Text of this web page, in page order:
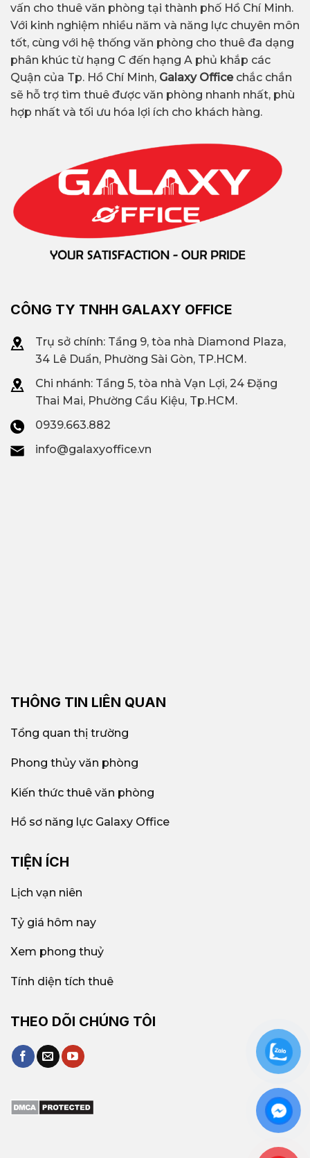
vấn cho thuê văn phòng tại thành phố Hồ Chí Minh.
Với kinh nghiệm nhiều năm và năng lực chuyên môn
tốt, cùng với hệ thống văn phòng cho thuê đa dạng
phân khúc từ hạng C đến hạng A phủ khắp các
Quận của Tp. Hồ Chí Minh, Galaxy Office chắc chắn
sẽ hỗ trợ tìm thuê được văn phòng nhanh nhất, phù
hợp nhất và tối ưu hóa lợi ích cho khách hàng.
CÔNG TY TNHH GALAXY OFFICE
Trụ sở chính: Tầng 9, tòa nhà Diamond Plaza,
34 Lê Duẩn, Phường Sài Gòn, TP.HCM.
Chi nhánh: Tầng 5, tòa nhà Vạn Lợi, 24 Đặng
Thai Mai, Phường Cầu Kiệu, Tp.HCM.
0939.663.882
info@galaxyoffice.vn
THÔNG TIN LIÊN QUAN
Tổng quan thị trường
Phong thủy văn phòng
Kiến thức thuê văn phòng
Hồ sơ năng lực Galaxy Office
TIỆN ÍCH
Lịch vạn niên
Tỷ giá hôm nay
Xem phong thuỷ
Tính diện tích thuê
THEO DÕI CHÚNG TÔI